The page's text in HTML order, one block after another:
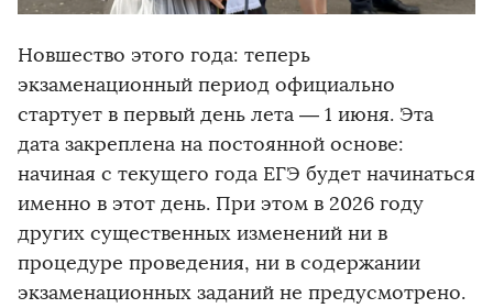
Новшество этого года: теперь
экзаменационный период официально
стартует в первый день лета — 1 июня. Эта
дата закреплена на постоянной основе:
начиная с текущего года ЕГЭ будет начинаться
именно в этот день. При этом в 2026 году
других существенных изменений ни в
процедуре проведения, ни в содержании
экзаменационных заданий не предусмотрено.